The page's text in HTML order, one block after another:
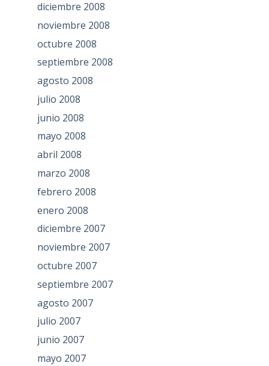
diciembre 2008
noviembre 2008
octubre 2008
septiembre 2008
agosto 2008
julio 2008
junio 2008
mayo 2008
abril 2008
marzo 2008
febrero 2008
enero 2008
diciembre 2007
noviembre 2007
octubre 2007
septiembre 2007
agosto 2007
julio 2007
junio 2007
mayo 2007